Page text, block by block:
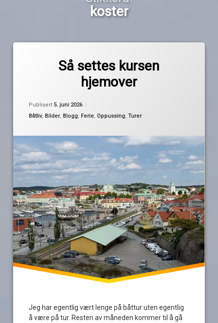
koster
Så settes kursen
hjemover
Publisert 5. juni 2026
Kategorier:
Båtliv, Bilder, Blogg, Ferie, Oppussing,Turer
Jeg har egentlig vært lenge på båttur uten egentlig
å være på tur. Resten av måneden kommer til å gå
sverige